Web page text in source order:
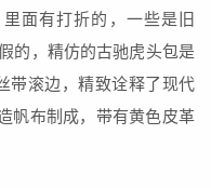
面有打折的，一些是旧
的，精仿的古驰虎头包是
带滚边，精致诠释了现代
帆布制成，带有黄色皮革